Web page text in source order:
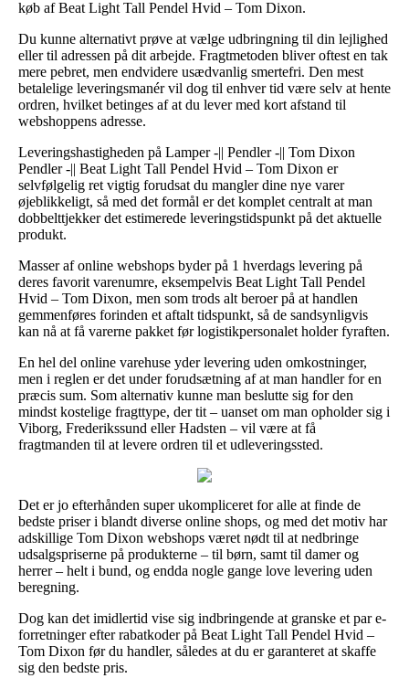
køb af Beat Light Tall Pendel Hvid – Tom Dixon.
Du kunne alternativt prøve at vælge udbringning til din lejlighed
eller til adressen på dit arbejde. Fragtmetoden bliver oftest en tak
mere pebret, men endvidere usædvanlig smertefri. Den mest
betalelige leveringsmanér vil dog til enhver tid være selv at hente
ordren, hvilket betinges af at du lever med kort afstand til
webshoppens adresse.
Leveringshastigheden på Lamper -|| Pendler -|| Tom Dixon
Pendler -|| Beat Light Tall Pendel Hvid – Tom Dixon er
selvfølgelig ret vigtig forudsat du mangler dine nye varer
øjeblikkeligt, så med det formål er det komplet centralt at man
dobbelttjekker det estimerede leveringstidspunkt på det aktuelle
produkt.
Masser af online webshops byder på 1 hverdags levering på
deres favorit varenumre, eksempelvis Beat Light Tall Pendel
Hvid – Tom Dixon, men som trods alt beroer på at handlen
gemmenføres forinden et aftalt tidspunkt, så de sandsynligvis
kan nå at få varerne pakket før logistikpersonalet holder fyraften.
En hel del online varehuse yder levering uden omkostninger,
men i reglen er det under forudsætning af at man handler for en
præcis sum. Som alternativ kunne man beslutte sig for den
mindst kostelige fragttype, der tit – uanset om man opholder sig i
Viborg, Frederikssund eller Hadsten – vil være at få
fragtmanden til at levere ordren til et udleveringssted.
Det er jo efterhånden super ukompliceret for alle at finde de
bedste priser i blandt diverse online shops, og med det motiv har
adskillige Tom Dixon webshops været nødt til at nedbringe
udsalgspriserne på produkterne – til børn, samt til damer og
herrer – helt i bund, og endda nogle gange love levering uden
beregning.
Dog kan det imidlertid vise sig indbringende at granske et par e-
forretninger efter rabatkoder på Beat Light Tall Pendel Hvid –
Tom Dixon før du handler, således at du er garanteret at skaffe
sig den bedste pris.